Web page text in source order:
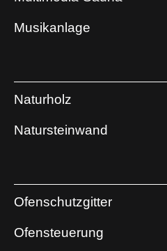
Musikanlage
Naturholz
Natursteinwand
Ofenschutzgitter
Ofensteuerung